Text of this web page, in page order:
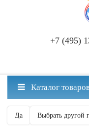
+7 (495)
Санкт-Петербург ваш
Да Выбрать другой
Каталог
МИКРОФОНЫ